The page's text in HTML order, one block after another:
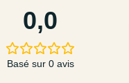
0,0
Basé sur 0 avis